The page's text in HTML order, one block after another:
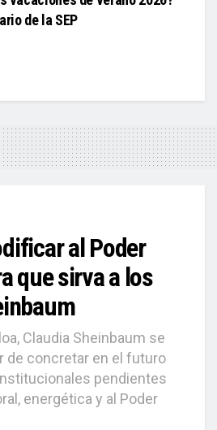
de la SEP
al Poder
que sirva a los
Claudia Sheinbaum se
de concretar en el futuro
pendientes
energética y al Poder